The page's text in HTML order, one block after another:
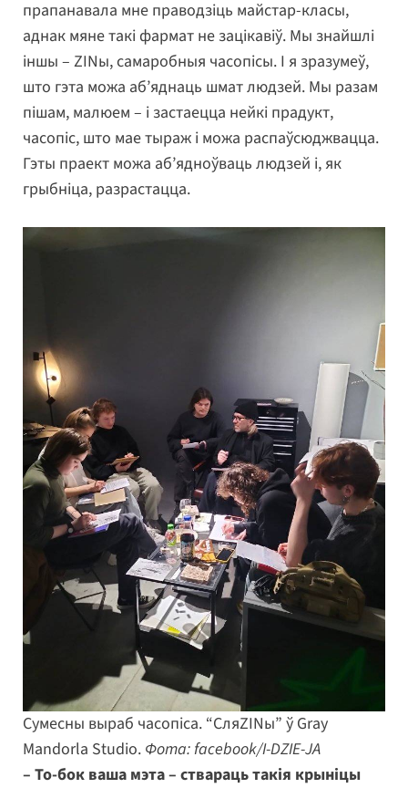
прапанавала мне праводзіць майстар-класы,
аднак мяне такі фармат не зацікавіў. Мы знайшлі
іншы – ZINы, самаробныя часопісы. І я зразумеў,
што гэта можа аб’яднаць шмат людзей. Мы разам
пішам, малюем – і застаецца нейкі прадукт,
часопіс, што мае тыраж і можа распаўсюджвацца.
Гэты праект можа аб’ядноўваць людзей і, як
грыбніца, разрастацца.
Сумесны выраб часопіса. “СляZINы” ў Gray
Mandorla Studio. Фота: facebook/I-DZIE-JA
– То-бок ваша мэта – ствараць такія крыніцы